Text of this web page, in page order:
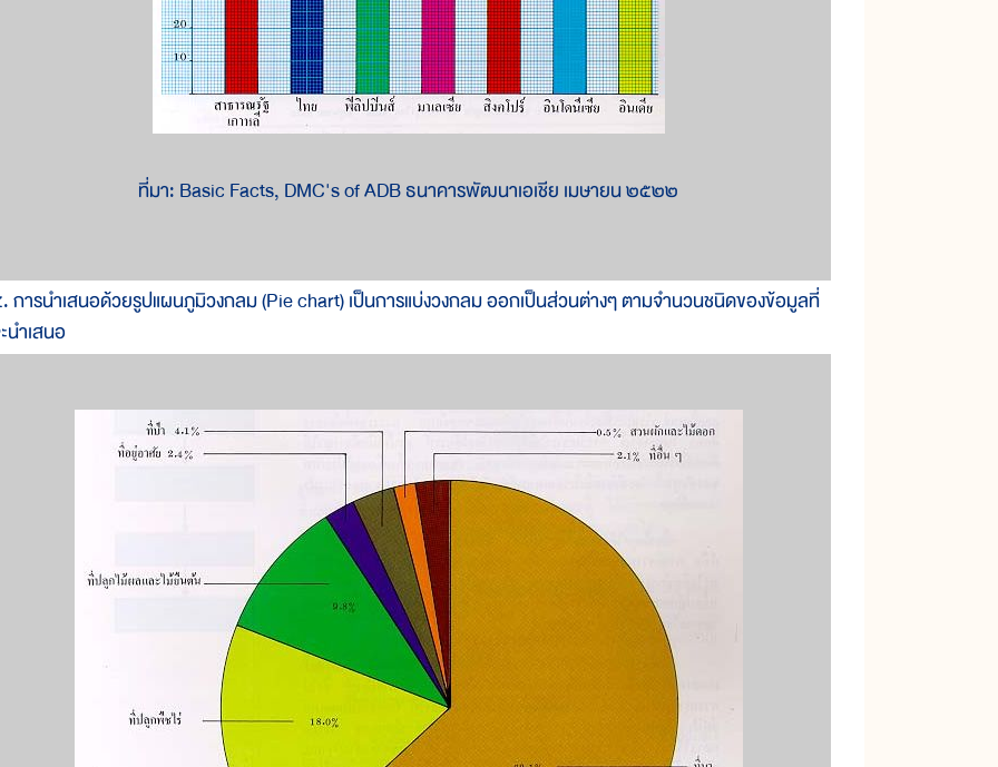
ที่มา: Basic Facts, DMC's of ADB ธนาคารพัฒนาเอเชีย เมษายน ๒๕๒๒
การนำเสนอด้วยรูปแผนภูมิวงกลม (Pie chart) เป็นการแบ่งวงกลม ออกเป็นส่วนต่างๆ ตามจำนวนชนิดของข้อมูลที่
นำเสนอ